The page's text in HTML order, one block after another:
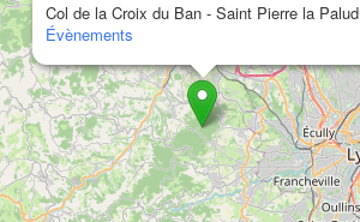
Col de la Croix du Ban - Saint Pierre la Palud
Évènements